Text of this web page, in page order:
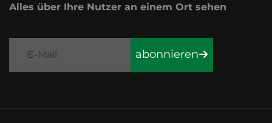
Alles über Ihre Nutzer an einem Ort sehen
abonnieren